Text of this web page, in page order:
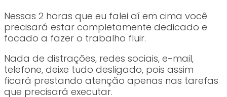
Nessas 2 horas que eu falei aí em cima você
precisará estar completamente dedicado e
focado a fazer o trabalho fluir.
Nada de distrações, redes sociais, e-mail,
telefone, deixe tudo desligado, pois assim
ficará prestando atenção apenas nas tarefas
que precisará executar.